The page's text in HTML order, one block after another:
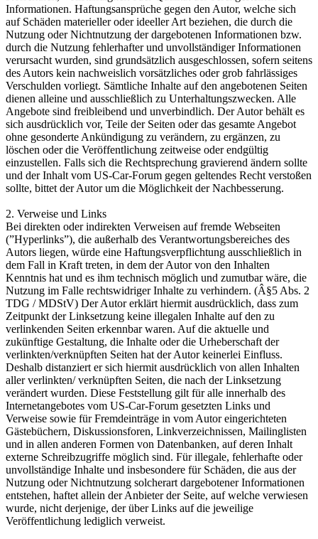
Informationen. Haftungsansprüche gegen den Autor, welche sich
auf Schäden materieller oder ideeller Art beziehen, die durch die
Nutzung oder Nichtnutzung der dargebotenen Informationen bzw.
durch die Nutzung fehlerhafter und unvollständiger Informationen
verursacht wurden, sind grundsätzlich ausgeschlossen, sofern seitens
des Autors kein nachweislich vorsätzliches oder grob fahrlässiges
Verschulden vorliegt. Sämtliche Inhalte auf den angebotenen Seiten
dienen alleine und ausschließlich zu Unterhaltungszwecken. Alle
Angebote sind freibleibend und unverbindlich. Der Autor behält es
sich ausdrücklich vor, Teile der Seiten oder das gesamte Angebot
ohne gesonderte Ankündigung zu verändern, zu ergänzen, zu
löschen oder die Veröffentlichung zeitweise oder endgültig
einzustellen. Falls sich die Rechtsprechung gravierend ändern sollte
und der Inhalt vom US-Car-Forum gegen geltendes Recht verstoßen
sollte, bittet der Autor um die Möglichkeit der Nachbesserung.
2. Verweise und Links
Bei direkten oder indirekten Verweisen auf fremde Webseiten
(”Hyperlinks”), die außerhalb des Verantwortungsbereiches des
Autors liegen, würde eine Haftungsverpflichtung ausschließlich in
dem Fall in Kraft treten, in dem der Autor von den Inhalten
Kenntnis hat und es ihm technisch möglich und zumutbar wäre, die
Nutzung im Falle rechtswidriger Inhalte zu verhindern. (Â§5 Abs. 2
TDG / MDStV) Der Autor erklärt hiermit ausdrücklich, dass zum
Zeitpunkt der Linksetzung keine illegalen Inhalte auf den zu
verlinkenden Seiten erkennbar waren. Auf die aktuelle und
zukünftige Gestaltung, die Inhalte oder die Urheberschaft der
verlinkten/verknüpften Seiten hat der Autor keinerlei Einfluss.
Deshalb distanziert er sich hiermit ausdrücklich von allen Inhalten
aller verlinkten/ verknüpften Seiten, die nach der Linksetzung
verändert wurden. Diese Feststellung gilt für alle innerhalb des
Internetangebotes vom US-Car-Forum gesetzten Links und
Verweise sowie für Fremdeinträge in vom Autor eingerichteten
Gästebüchern, Diskussionsforen, Linkverzeichnissen, Mailinglisten
und in allen anderen Formen von Datenbanken, auf deren Inhalt
externe Schreibzugriffe möglich sind. Für illegale, fehlerhafte oder
unvollständige Inhalte und insbesondere für Schäden, die aus der
Nutzung oder Nichtnutzung solcherart dargebotener Informationen
entstehen, haftet allein der Anbieter der Seite, auf welche verwiesen
wurde, nicht derjenige, der über Links auf die jeweilige
Veröffentlichung lediglich verweist.